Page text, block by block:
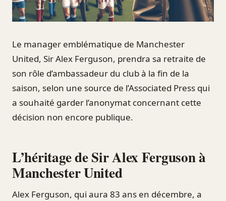
Le manager emblématique de Manchester
United, Sir Alex Ferguson, prendra sa retraite de
son rôle d’ambassadeur du club à la fin de la
saison, selon une source de l’Associated Press qui
a souhaité garder l’anonymat concernant cette
décision non encore publique.
L’héritage de Sir Alex Ferguson à
Manchester United
Alex Ferguson, qui aura 83 ans en décembre, a